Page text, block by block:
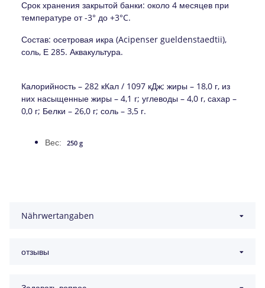
Срок хранения закрытой банки: около 4 месяцев при
температуре от -3° до +3°C.
Состав: осетровая икра (Acipenser gueldenstaedtii),
соль, Е 285. Аквакультура.
Калорийность – 282 кКал / 1097 кДж; жиры – 18,0 г, из
них насыщенные жиры – 4,1 г; углеводы – 4,0 г, сахар –
0,0 г; Белки – 26,0 г; соль – 3,5 г.
Вес: 250 g
Nährwertangaben
отзывы